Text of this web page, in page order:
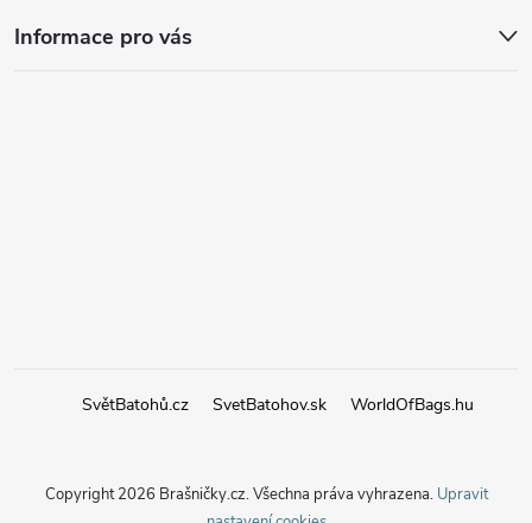
Informace pro vás
SvětBatohů.cz SvetBatohov.sk WorldOfBags.hu
Copyright 2026 Brašničky.cz. Všechna práva vyhrazena. Upravit